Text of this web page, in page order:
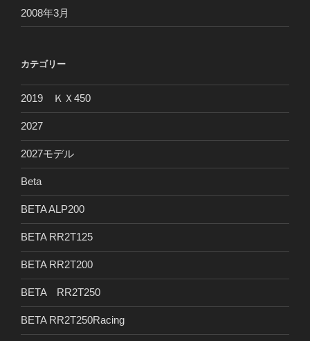
2008年3月
カテゴリー
2019 ＫＸ450
2027
2027モデル
Beta
BETA ALP200
BETA RR2T125
BETA RR2T200
BETA RR2T250
BETA RR2T250Racing